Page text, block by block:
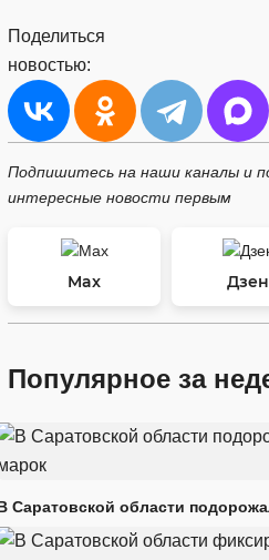
Поделиться
новостью:
Подпишитесь на наши каналы и
интересные новости первым
Max Дзен
Популярное за
Саратовской области